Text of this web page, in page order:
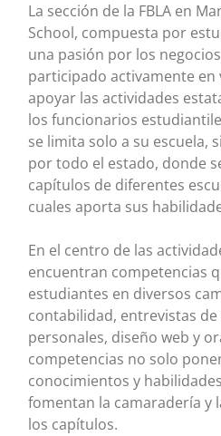
La sección de la FBLA en
School, compuesta por
una pasión por los
participado activamente
apoyar las actividades
los funcionarios
se limita solo a su escuela,
por todo el estado, donde
capítulos de diferentes
cuales aporta sus
En el centro de las
encuentran competencias
estudiantes en diversos
contabilidad, entrevistas
personales, diseño web y
competencias no solo
conocimientos y
fomentan la camaradería y
los capítulos.